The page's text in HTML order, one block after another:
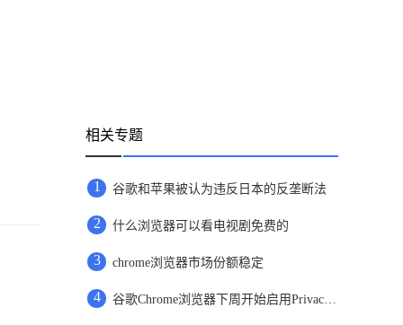
相关专题
1 谷歌和苹果被认为违反日本的反垄断法
2 什么浏览器可以看电视剧免费的
3 chrome浏览器市场份额稳定
4 谷歌Chrome浏览器下周开始启用Privacy Sandbox